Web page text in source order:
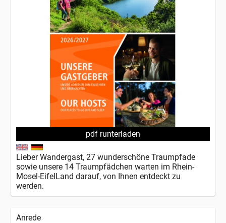
pdf runterladen
Lieber Wandergast, 27 wunderschöne Traumpfade
sowie unsere 14 Traumpfädchen warten im Rhein-
Mosel-EifelLand darauf, von Ihnen entdeckt zu
werden.
Anrede